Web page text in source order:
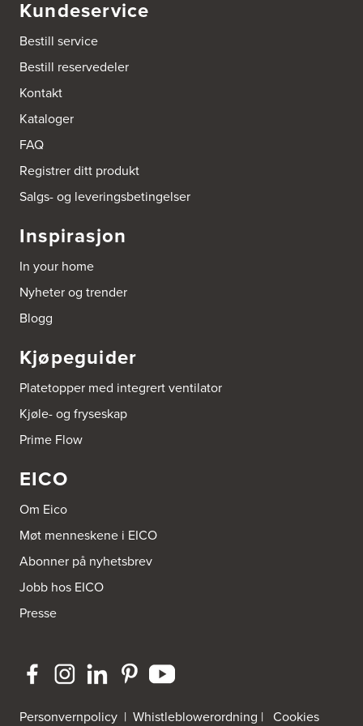
Thomas Heftyes Gate 41
0267 Oslo
Tel.: 95992151
Bokhylle-Spesialisten AS
3414 Lierstranda
Boligleverandøren Karmøy AS
Postboks 213
4296 Åkrehamn
http://www.interiormesteren.no
Bonaparte Interiør AS
Borgenveien 66
Tel.:
Borge butikk AS
Sundemoen Næringspark
Power Hokksund
3300 Hokksund
Tel.: 32-700000
http://www.expert.no
Bravida Trondheim
Bravida Norge AS - Fakturamottak
Tel.:73960500
Brusveen Snekkerverksted AS
Bergabygdvegen 35
Tel.:61-340006
Brødrene Aase AS
Nikkelveien 1
Kundeservice
Bestill service
Bestill reservedeler
Kontakt
Kataloger
FAQ
Registrer ditt produkt
Salgs- og leveringsbetingelser
Inspirasjon
In your home
Nyheter og trender
Blogg
Kjøpeguider
Platetopper med integrert ventilator
Kjøle- og fryseskap
Prime Flow
EICO
Om Eico
Møt menneskene i EICO
Abonner på nyhetsbrev
Jobb hos EICO
Presse
Personvernpolicy | Whistleblowerordning | Cookies